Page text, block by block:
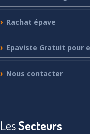
Rachat épave
Epaviste Gratuit pour
Nous contacter
LesSecteurs